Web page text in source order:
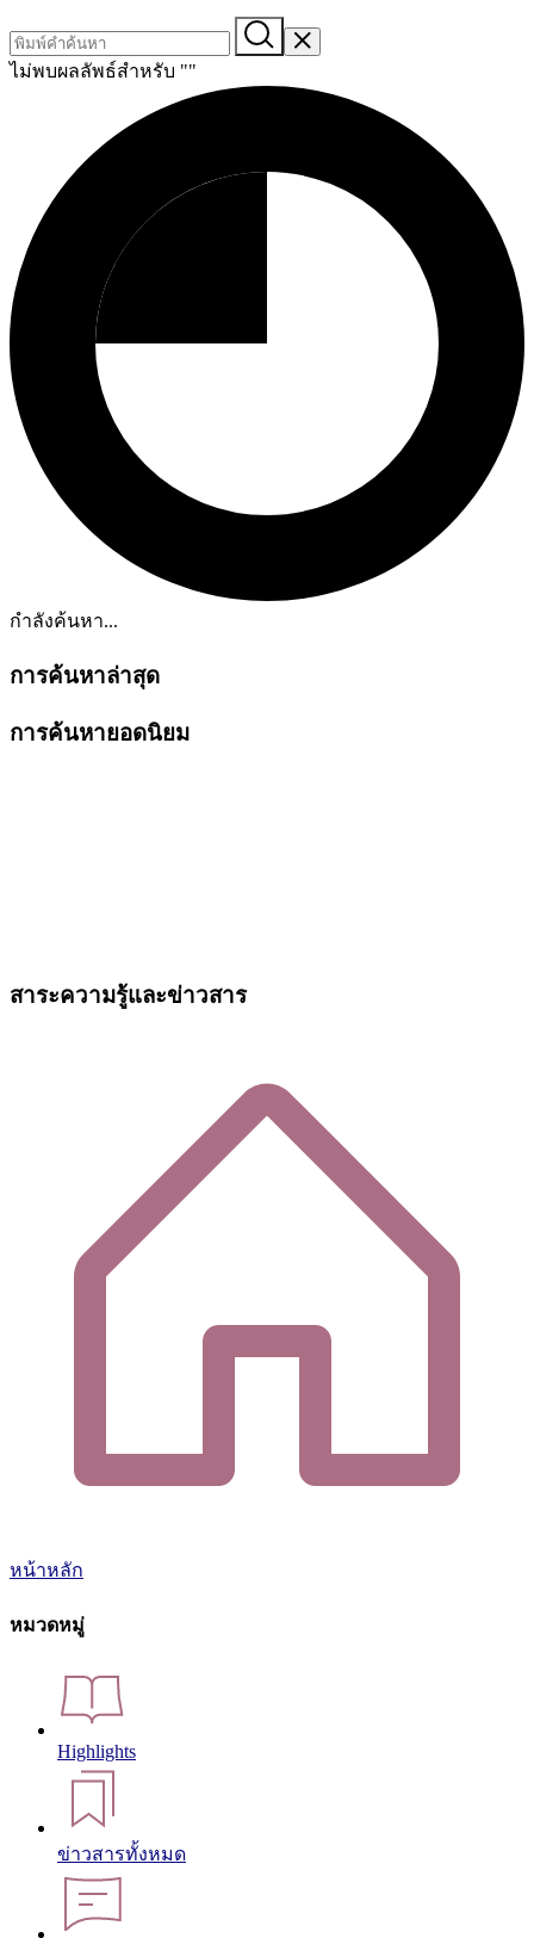
ไม่พบผลลัพธ์สำหรับ ""
กำลังค้นหา...
การค้นหาล่าสุด
การค้นหายอดนิยม
สาระความรู้และข่าวสาร
หน้าหลัก
หมวดหมู่
Highlights
ข่าวสารทั้งหมด